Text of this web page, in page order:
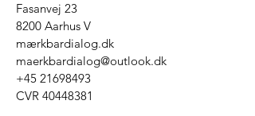
Fasanvej 23
8200 Aarhus V
mærkbardialog.dk
maerkbardialog@outlook.dk
+45 21698493
CVR 40448381